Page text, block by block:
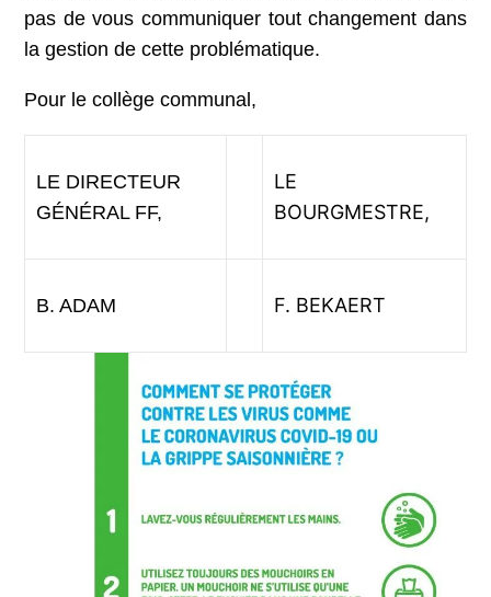
pas de vous communiquer tout changement dans
la gestion de cette problématique.
Pour le collège communal,
LE DIRECTEUR
GÉNÉRAL FF,
LE
BOURGMESTRE,
B. ADAM F. BEKAERT